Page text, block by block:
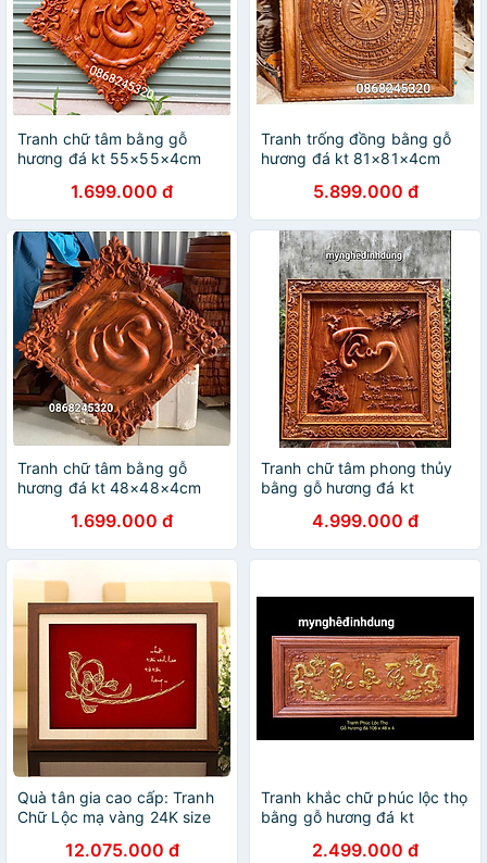
Tranh chữ tâm bằng gỗ
hương đá kt 55×55×4cm
1.699.000 đ
Tranh trống đồng bằng gỗ
hương đá kt 81×81×4cm
5.899.000 đ
Tranh chữ tâm bằng gỗ
hương đá kt 48×48×4cm
1.699.000 đ
Tranh chữ tâm phong thủy
bằng gỗ hương đá kt
4.999.000 đ
Quà tân gia cao cấp: Tranh
Chữ Lộc mạ vàng 24K size
12.075.000 đ
Tranh khắc chữ phúc lộc thọ
bằng gỗ hương đá kt
2.499.000 đ